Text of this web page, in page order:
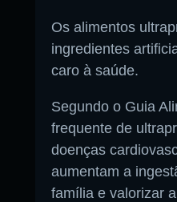
Os alimentos
ingredientes
caro à saúde.
Segundo o Guia
frequente de
doenças
aumentam a
família e valorizar